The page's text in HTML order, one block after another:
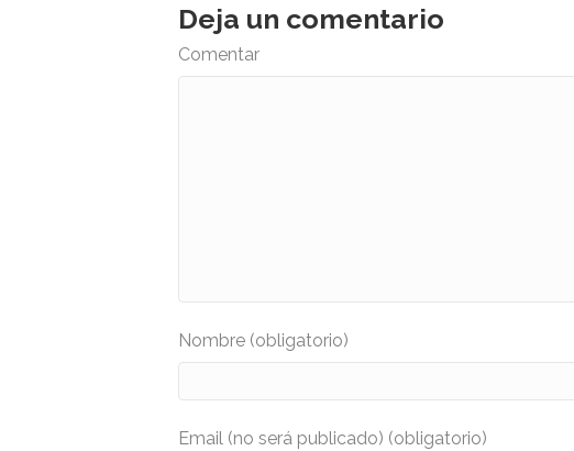
Deja un comentario
Comentar
Nombre (obligatorio)
Email (no será publicado) (obligatorio)